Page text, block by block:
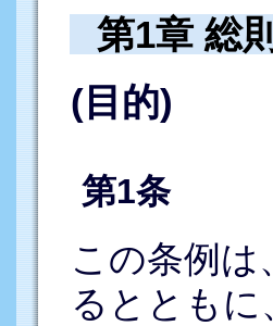
第1章 総則
(目的)
第1条
この条例
るととも